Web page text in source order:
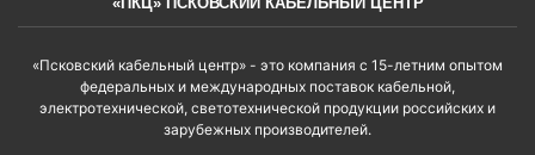
«Псковский кабельный центр» - это компания с 15-летним опытом
федеральных и международных поставок кабельной,
электротехнической, светотехнической продукции российских и
зарубежных производителей.